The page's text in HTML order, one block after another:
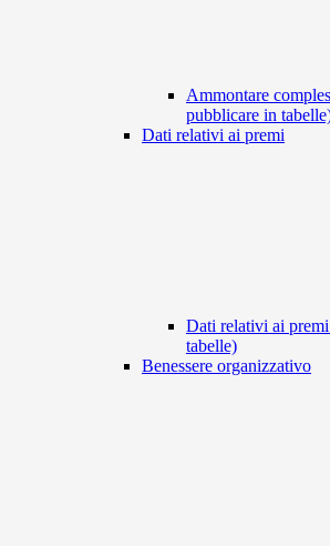
Ammontare
pubblicare in
Dati relativi ai premi
Dati relativi ai
tabelle)
Benessere organizzativo